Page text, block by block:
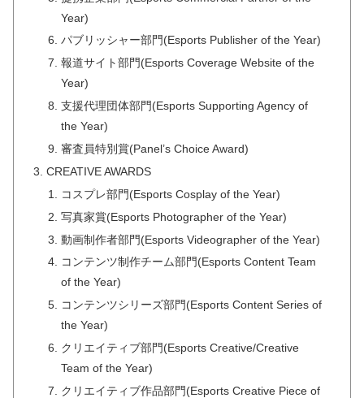
Year)
パブリッシャー部門(Esports Publisher of the Year)
報道サイト部門(Esports Coverage Website of the
Year)
支援代理団体部門(Esports Supporting Agency of
the Year)
審査員特別賞(Panel’s Choice Award)
CREATIVE AWARDS
コスプレ部門(Esports Cosplay of the Year)
写真家賞(Esports Photographer of the Year)
動画制作者部門(Esports Videographer of the Year)
コンテンツ制作チーム部門(Esports Content Team
of the Year)
コンテンツシリーズ部門(Esports Content Series of
the Year)
クリエイティブ部門(Esports Creative/Creative
Team of the Year)
クリエイティブ作品部門(Esports Creative Piece of